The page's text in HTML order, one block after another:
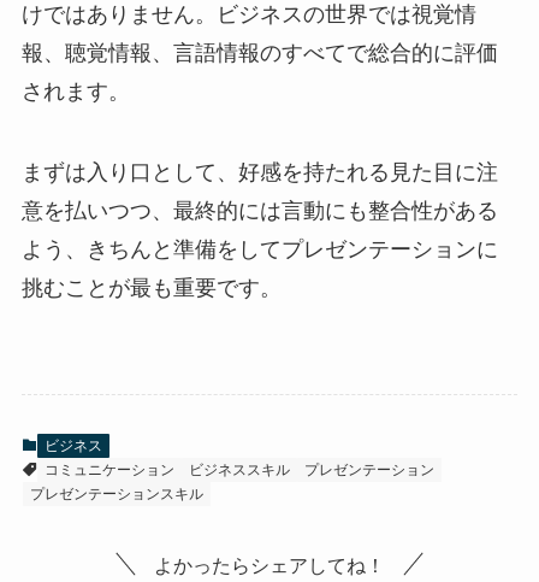
けではありません。ビジネスの世界では視覚情
報、聴覚情報、言語情報のすべてで総合的に評価
されます。
まずは入り口として、好感を持たれる見た目に注
意を払いつつ、最終的には言動にも整合性がある
よう、きちんと準備をしてプレゼンテーションに
挑むことが最も重要です。
ビジネス
コミュニケーション
ビジネススキル
プレゼンテーション
プレゼンテーションスキル
よかったらシェアしてね！